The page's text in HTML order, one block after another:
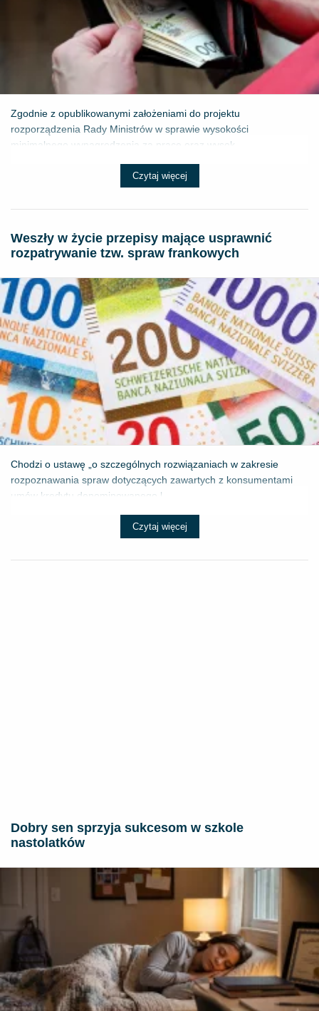
Zgodnie z opublikowanymi założeniami do projektu
rozporządzenia Rady Ministrów w sprawie wysokości
minimalnego wynagrodzenia za pracę oraz wysok...
Czytaj więcej
Weszły w życie przepisy mające usprawnić
rozpatrywanie tzw. spraw frankowych
Chodzi o ustawę „o szczególnych rozwiązaniach w zakresie
rozpoznawania spraw dotyczących zawartych z konsumentami
umów kredytu denominowanego l...
Czytaj więcej
Dobry sen sprzyja sukcesom w szkole
nastolatków